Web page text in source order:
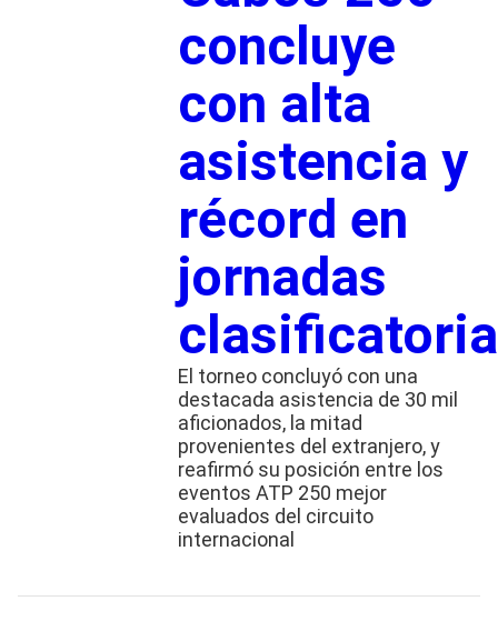
concluye
con alta
asistencia y
récord en
jornadas
El torneo concluyó con una
destacada asistencia de 30 mil
aficionados, la mitad
provenientes del extranjero, y
reafirmó su posición entre los
eventos ATP 250 mejor
evaluados del circuito
internacional